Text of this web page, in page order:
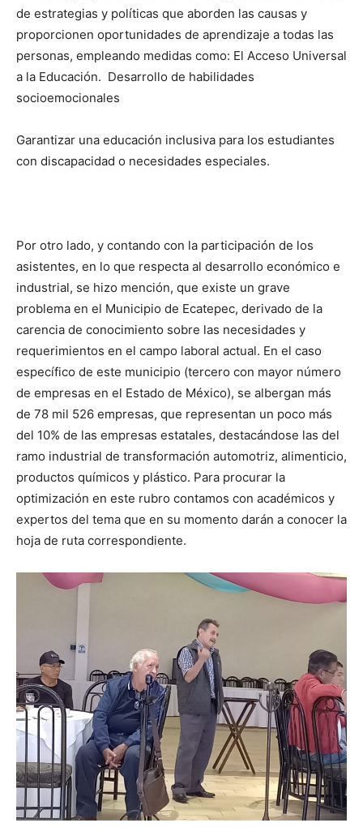
de estrategias y políticas que aborden las causas y
proporcionen oportunidades de aprendizaje a todas las
personas, empleando medidas como: El Acceso Universal
a la Educación. Desarrollo de habilidades
socioemocionales
Garantizar una educación inclusiva para los estudiantes
con discapacidad o necesidades especiales.
Por otro lado, y contando con la participación de los
asistentes, en lo que respecta al desarrollo económico e
industrial, se hizo mención, que existe un grave
problema en el Municipio de Ecatepec, derivado de la
carencia de conocimiento sobre las necesidades y
requerimientos en el campo laboral actual. En el caso
específico de este municipio (tercero con mayor número
de empresas en el Estado de México), se albergan más
de 78 mil 526 empresas, que representan un poco más
del 10% de las empresas estatales, destacándose las del
ramo industrial de transformación automotriz, alimenticio,
productos químicos y plástico. Para procurar la
optimización en este rubro contamos con académicos y
expertos del tema que en su momento darán a conocer la
hoja de ruta correspondiente.